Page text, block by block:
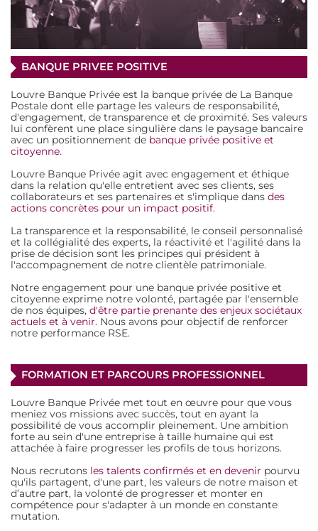
BANQUE PRIVEE POSITIVE
Louvre Banque Privée est la banque privée de La Banque
Postale dont elle partage les valeurs de responsabilité,
d'engagement, de transparence et de proximité. Ses valeurs
lui confèrent une place singulière dans le paysage bancaire
avec un positionnement de banque privée positive et
citoyenne.
Louvre Banque Privée agit avec engagement et éthique
dans la relation qu'elle entretient avec ses clients, ses
collaborateurs et ses partenaires et s'implique dans des
actions concrètes pour un impact positif.
La transparence et la responsabilité, le conseil personnalisé
et la collégialité des experts, la réactivité et l'agilité dans la
prise de décision sont les principes qui président à
l'accompagnement de notre clientèle patrimoniale.
Notre engagement pour une banque privée positive et
citoyenne exprime notre volonté, partagée par l'ensemble
de nos équipes, d'être partie prenante des enjeux sociétaux
actuels et à venir. Nous avons pour objectif de renforcer
notre performance RSE.
FORMATION ET PARCOURS PROFESSIONNEL
Louvre Banque Privée met tout en œuvre pour que vous
meniez vos missions avec succès, tout en ayant la
possibilité de vous accomplir pleinement. Une ambition
forte au sein d'une entreprise à taille humaine qui est
attachée à faire progresser les profils de tous horizons.
Nous recrutons les talents confirmés et en devenir pourvu
qu'ils partagent, d'une part, les valeurs de notre maison et
d’autre part, la volonté de progresser et monter en
compétence pour s'adapter à un monde en constante
mutation.